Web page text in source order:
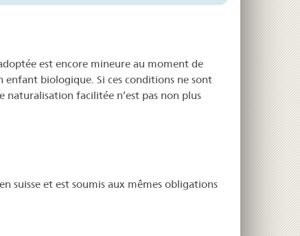
est encore mineure au moment de
biologique. Si ces conditions ne sont
naturalisation facilitée n’est pas non plus
suisse et est soumis aux mêmes obligations